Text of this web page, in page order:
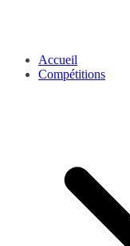
Accueil
Compétitions